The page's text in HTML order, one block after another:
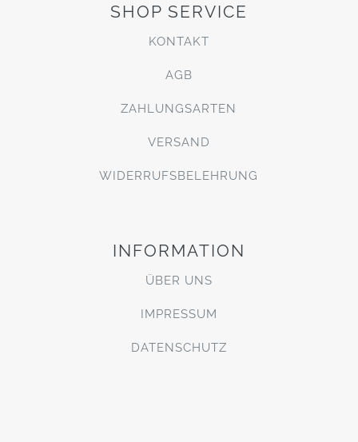
SHOP SERVICE
KONTAKT
AGB
ZAHLUNGSARTEN
VERSAND
WIDERRUFSBELEHRUNG
INFORMATION
ÜBER UNS
IMPRESSUM
DATENSCHUTZ